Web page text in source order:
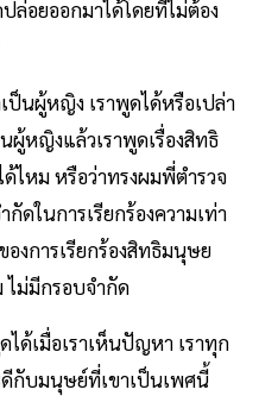
อยออกมาได้โดยที่ไม่ต้อง
เป็นผู้หญิง เราพูดได้หรือเปล่า
นผู้หญิงแล้วเราพูดเรื่องสิทธิ
ไหม หรือว่าทรงผมพี่ตำรวจ
ดในการเรียกร้องความเท่า
งการเรียกร้องสิทธิมนุษย
ม่มีกรอบจำกัด
ด้เมื่อเราเห็นปัญหา เราทุก
กับมนุษย์ที่เขาเป็นเพศนี้